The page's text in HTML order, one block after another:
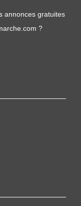
annonces gratuites
?